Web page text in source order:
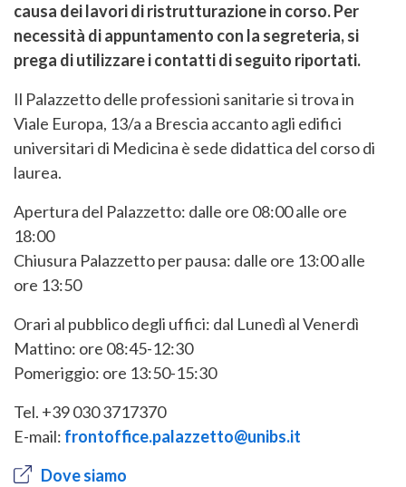
causa dei lavori di ristrutturazione in corso. Per
necessità di appuntamento con la segreteria, si
prega di utilizzare i contatti di seguito riportati.
Il Palazzetto delle professioni sanitarie si trova in
Viale Europa, 13/a a Brescia accanto agli edifici
universitari di Medicina è sede didattica del corso di
laurea.
Apertura del Palazzetto: dalle ore 08:00 alle ore
18:00
Chiusura Palazzetto per pausa: dalle ore 13:00 alle
ore 13:50
Orari al pubblico degli uffici: dal Lunedì al Venerdì
Mattino: ore 08:45-12:30
Pomeriggio: ore 13:50-15:30
Tel. +39 030 3717370
E-mail: frontoffice.palazzetto@unibs.it
Dove siamo